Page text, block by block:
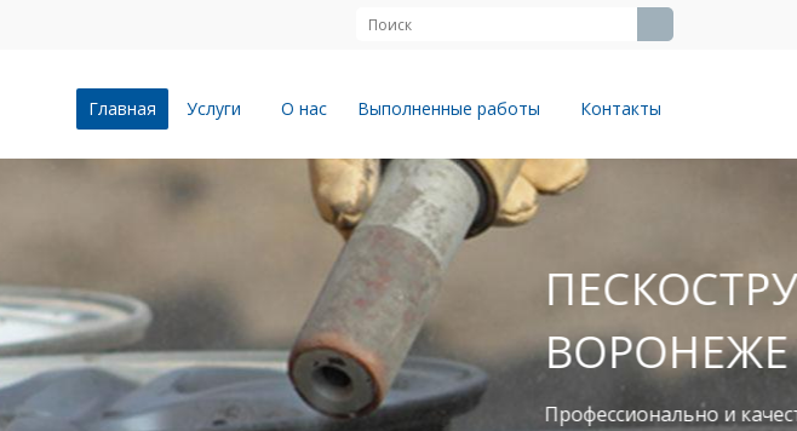
Главная Услуги О нас Выполненные работы Контакты
ПЕСКОСТРУЙНЫЕ РАБОТЫ В
ВОРОНЕЖЕ
Профессионально и качественно выполняем работы по